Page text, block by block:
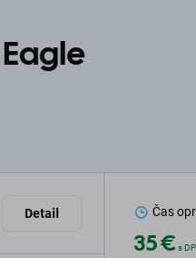
Detail Čas
35 €s